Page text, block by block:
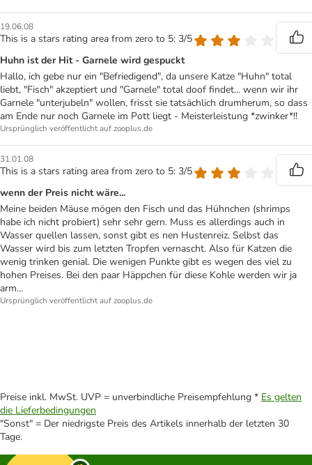
19.06.08
This is a stars rating area from zero to 5: 3/5
Huhn ist der Hit - Garnele wird gespuckt
Hallo, ich gebe nur ein "Befriedigend", da unsere Katze "Huhn" total
liebt, "Fisch" akzeptiert und "Garnele" total doof findet... wenn wir ihr
Garnele "unterjubeln" wollen, frisst sie tatsächlich drumherum, so dass
am Ende nur noch Garnele im Pott liegt - Meisterleistung *zwinker*!!
Ursprünglich veröffentlicht auf zooplus.de
31.01.08
This is a stars rating area from zero to 5: 3/5
wenn der Preis nicht wäre...
Meine beiden Mäuse mögen den Fisch und das Hühnchen (shrimps
habe ich nicht probiert) sehr sehr gern. Muss es allerdings auch in
Wasser quellen lassen, sonst gibt es nen Hustenreiz. Selbst das
Wasser wird bis zum letzten Tropfen vernascht. Also für Katzen die
wenig trinken genial. Die wenigen Punkte gibt es wegen des viel zu
hohen Preises. Bei den paar Häppchen für diese Kohle werden wir ja
arm...
Ursprünglich veröffentlicht auf zooplus.de
Preise inkl. MwSt. UVP = unverbindliche Preisempfehlung * Es gelten
die Lieferbedingungen
"Sonst" = Der niedrigste Preis des Artikels innerhalb der letzten 30
Tage.